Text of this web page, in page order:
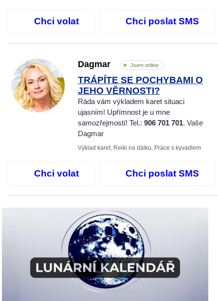
Chci volat Chci poslat SMS
Dagmar Jsem online
TRÁPÍTE SE POCHYBAMI O
JEHO VĚRNOSTI?
Ráda vám výkladem karet situaci
ujasním! Upřímnost je u mne
samozřejmostí! Tel.: 906 701 701. Vaše
Dagmar
Výklad karet, Reiki na dálku, Práce s kyvadlem
Chci volat Chci poslat SMS